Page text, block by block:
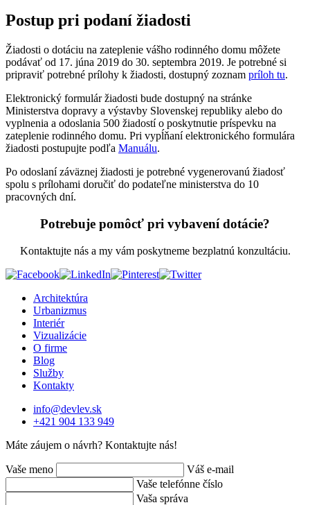
Postup pri podaní žiadosti
Žiadosti o dotáciu na zateplenie vášho rodinného domu môžete
podávať od 17. júna 2019 do 30. septembra 2019. Je potrebné si
pripraviť potrebné prílohy k žiadosti, dostupný zoznam príloh tu.
Elektronický formulár žiadosti bude dostupný na stránke
Ministerstva dopravy a výstavby Slovenskej republiky alebo do
vyplnenia a odoslania 500 žiadostí o poskytnutie príspevku na
zateplenie rodinného domu. Pri vypĺňaní elektronického formulára
žiadosti postupujte podľa Manuálu.
Po odoslaní záväznej žiadosti je potrebné vygenerovanú žiadosť
spolu s prílohami doručiť do podateľne ministerstva do 10
pracovných dní.
Potrebuje pomôcť pri vybavení dotácie?
Kontaktujte nás a my vám poskytneme bezplatnú konzultáciu.
Architektúra
Urbanizmus
Interiér
Vizualizácie
O firme
Blog
Služby
Kontakty
info@devlev.sk
+421 904 133 949
Máte záujem o návrh? Kontaktujte nás!
Vaše meno
Váš e-mail
Vaše telefónne číslo
Vaša správa